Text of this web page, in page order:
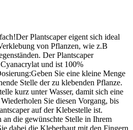
Plantscaper eigent sich ideal
von Pflanzen, wie z.B
Der Plantscaper
und ist 100%
Sie eine kleine Menge
Stelle der zu klebenden Pflanze.
kurz unter Wasser, damit sich eine
Sie diesen Vorgang, bis
auf der Klebestelle ist.
die gewünschte Stelle in Ihrem
dabei die Kleberhaut mit den Fingern